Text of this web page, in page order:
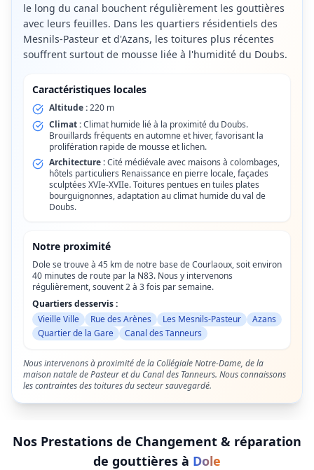
le long du canal bouchent régulièrement les gouttières
avec leurs feuilles. Dans les quartiers résidentiels des
Mesnils-Pasteur et d'Azans, les toitures plus récentes
souffrent surtout de mousse liée à l'humidité du Doubs.
Caractéristiques locales
Altitude :220 m
Climat :Climat humide lié à la proximité du Doubs.
Brouillards fréquents en automne et hiver, favorisant la
prolifération rapide de mousse et lichen.
Architecture :Cité médiévale avec maisons à colombages,
hôtels particuliers Renaissance en pierre locale, façades
sculptées XVIe-XVIIe. Toitures pentues en tuiles plates
bourguignonnes, adaptation au climat humide du val de
Doubs.
Notre proximité
Dole se trouve à 45 km de notre base de Courlaoux, soit environ
40 minutes de route par la N83. Nous y intervenons
régulièrement, souvent 2 à 3 fois par semaine.
Quartiers desservis :
Vieille Ville
Rue des Arènes Les Mesnils-Pasteur
Azans
Quartier de la Gare
Canal des Tanneurs
Nous intervenons à proximité de la Collégiale Notre-Dame, de la
maison natale de Pasteur et du Canal des Tanneurs. Nous connaissons
les contraintes des toitures du secteur sauvegardé.
Nos Prestations de Changement & réparation
de gouttières à Dole